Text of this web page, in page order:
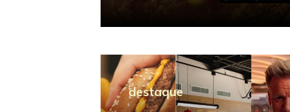
destaque